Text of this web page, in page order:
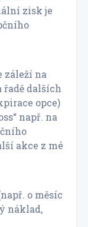
zisk je
záleží na
dalších
opce)
např. na
akce z mé
o měsíc
náklad,